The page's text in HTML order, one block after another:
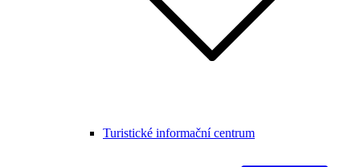
Turistické informační centrum